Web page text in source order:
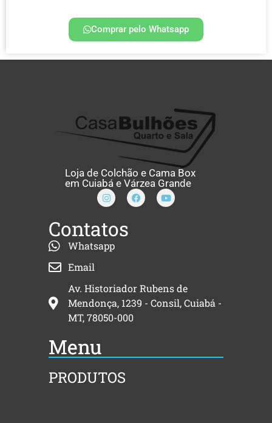
Comprar pelo Whatsapp
Loja de Colchão e Cama Box
em Cuiabá e Várzea Grande
Contatos
Whatsapp
Email
Av. Historiador Rubens de
Mendonça, 1239 - Consil, Cuiabá -
MT, 78050-000
Menu
PRODUTOS